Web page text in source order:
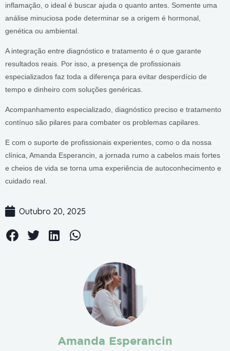
inflamação, o ideal é buscar ajuda o quanto antes. Somente uma
análise minuciosa pode determinar se a origem é hormonal,
genética ou ambiental.
A integração entre diagnóstico e tratamento é o que garante
resultados reais. Por isso, a presença de profissionais
especializados faz toda a diferença para evitar desperdício de
tempo e dinheiro com soluções genéricas.
Acompanhamento especializado, diagnóstico preciso e tratamento
contínuo são pilares para combater os problemas capilares.
E com o suporte de profissionais experientes, como o da nossa
clínica, Amanda Esperancin, a jornada rumo a cabelos mais fortes
e cheios de vida se torna uma experiência de autoconhecimento e
cuidado real.
Outubro 20, 2025
Amanda Esperancin